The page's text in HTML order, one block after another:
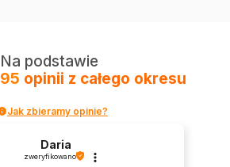
Na podstawie
95 opinii z całego okresu
Jak zbieramy opinie?
Daria
zweryfikowano